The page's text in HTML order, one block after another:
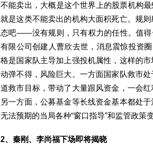
不能卖出，大概是这个世界上的股票机构最
就是这类不能卖出的机构大面积死亡。规
态吧——没有规则，只有权力的任性。值得
有限公司创建人曹欣去世，消息震惊投资
格是国家队主导加上强投机属性，这样的
动弹不得，风险巨大。一方面国家队救市
道救市目标，带动了大量跟风资金，一会
另一方面，公募基金等长线资金基本都处
无法预期的当局各种“窗口指导”和监管政策
2、秦刚、李尚福下场即将揭晓